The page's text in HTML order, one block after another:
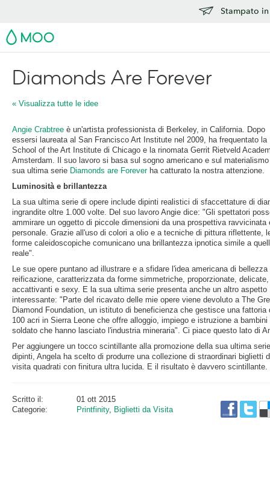
Stampato
MOO
Diamonds Are Forever
« Visualizza tutte le idee
Angie Crabtree è un'artista professionista di Berkeley, in California. Dopo
essersi laureata al San Francisco Art Institute nel 2009, ha frequentato la
School of the Art Institute di Chicago e la rinomata Gerrit Rietveld
Amsterdam. Il suo lavoro si basa sul sogno americano e sul
sua ultima serie Diamonds are Foreverha catturato la nostra attenzione.
Luminosità e brillantezza
La sua ultima serie di opere include dipinti realistici di sfaccettature di
ingrandite oltre 1.000 volte. Del suo lavoro Angie dice: "Gli spettatori
ammirare un oggetto di piccole dimensioni da una prospettiva ravvicinata
personale. Grazie all'uso di colori a olio e a tecniche di pittura riflettente,
forme caleidoscopiche comunicano una brillantezza ipnotica simile a
reale".
Le sue opere puntano ad illustrare e a sfidare l'idea americana di bellezza
reificazione, caratterizzata da forme simmetriche, proporzionate, delicate,
accattivanti e sexy. E la sua ultima serie presenta anche un altro aspetto
interessante: "Parte del ricavato delle mie opere viene devoluto a The
Diamond Foundation, un istituto di beneficienza che gestisce una fattoria
100 acri in Sierra Leone che offre alloggio, impiego e istruzione a bambini
soldato che hanno lasciato l'industria mineraria". Ci piace questo lato di
Per aggiungere un tocco scintillante alla promozione della sua ultima
dipinti, Angela ha scelto di produrre una collezione di straordinari biglietti
visita quadrati con finitura ultra lucida. E il risultato è davvero scintillante.
Scritto il:
01 ott 2015
Categorie:
Printfinity, Biglietti da Visita